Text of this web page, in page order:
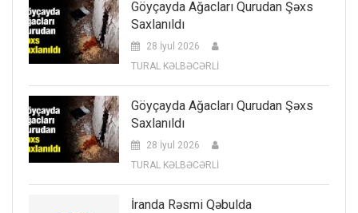
Göyçayda Ağacları Qurudan Şəxs
Saxlanıldı
28 İyul 2026
TURAL KƏLBƏCƏRLİ
Göyçayda Ağacları Qurudan Şəxs
Saxlanıldı
28 İyul 2026
TURAL KƏLBƏCƏRLİ
İranda Rəsmi Qəbulda